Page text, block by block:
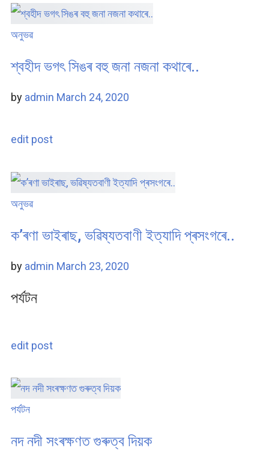
অনুভৱ
শ্বহীদ ভগৎ সিঙৰ বহু জনা নজনা কথাৰে..
by admin March 24, 2020
edit post
অনুভৱ
ক’ৰণা ভাইৰাছ, ভৱিষ্যতবাণী ইত্যাদি প্ৰসংগৰে..
by admin March 23, 2020
পৰ্যটন
edit post
পৰ্যটন
নদ নদী সংৰক্ষণত গুৰুত্ব দিয়ক